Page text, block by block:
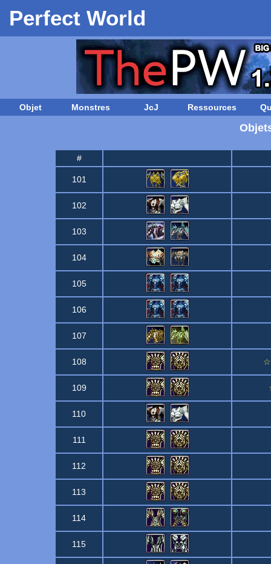
Perfect World
Objet Monstres JcJ Ressources
#
101
102
103
104
105
106
107
108
109
110
111
112
113
114
115